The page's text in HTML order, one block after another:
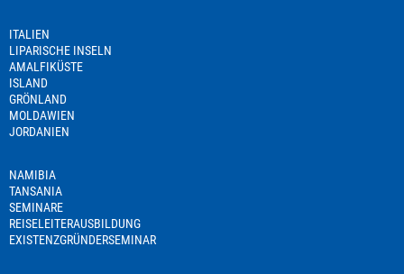
ITALIEN
LIPARISCHE INSELN
AMALFIKÜSTE
ISLAND
GRÖNLAND
MOLDAWIEN
JORDANIEN
NAMIBIA
TANSANIA
SEMINARE
REISELEITERAUSBILDUNG
EXISTENZGRÜNDERSEMINAR